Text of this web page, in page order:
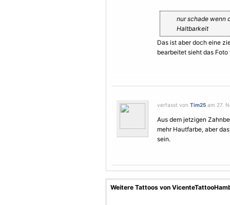
nur schade wenn
Haltbarkeit
Das ist aber doch eine
bearbeitet sieht das
verfasst von Tim25 am 27.
Aus dem jetzigen
mehr Hautfarbe, aber
sein.
Weitere Tattoos von